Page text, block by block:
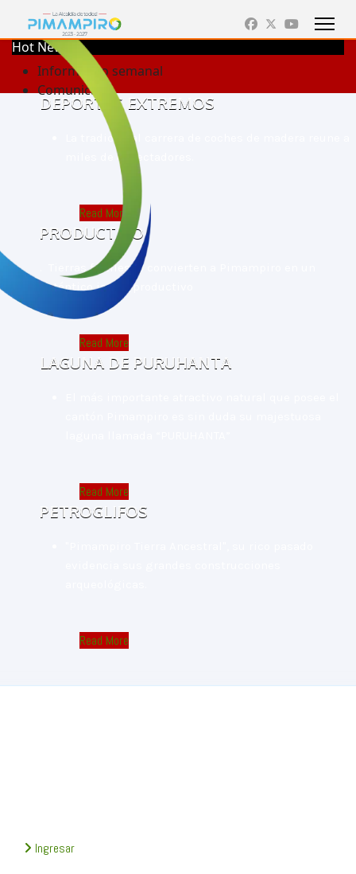
Hot News
Informativo semanal
Comunicado
DEPORTES EXTREMOS
La tradicional carrera de coches de madera reune a
miles de expectadores.
Read More
PRODUCTIVO
. Tierras fértiles lo convierten a Pimampiro en un
auténtico jardín productivo
Read More
LAGUNA DE PURUHANTA
Read More
PETROGLIFOS
Read More
Ingresar